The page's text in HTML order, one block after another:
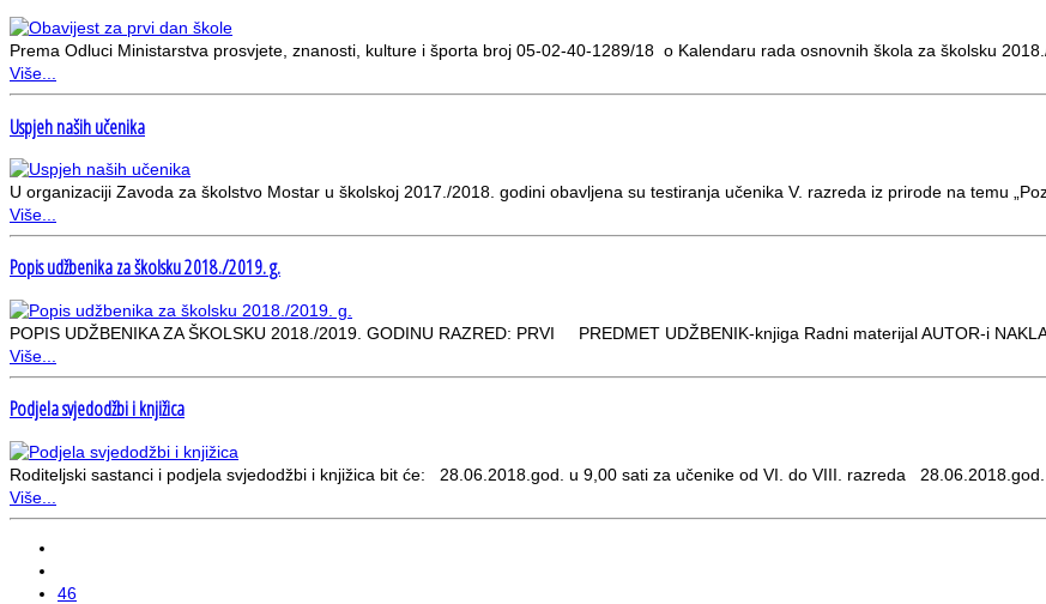
Prema Odluci Ministarstva prosvjete, znanosti, kulture i športa broj 05-02-40-1289/18 o Kalendaru rada osnovnih škola za školsku
Više...
Uspjeh naših učenika
U organizaciji Zavoda za školstvo Mostar u školskoj 2017./2018. godini obavljena su testiranja učenika V. razreda iz prirode na temu
Više...
Popis udžbenika za školsku 2018./2019. g.
POPIS UDŽBENIKA ZA ŠKOLSKU 2018./2019. GODINU RAZRED: PRVI PREDMET UDŽBENIK-knjiga Radni materijal AUTOR-i
Više...
Podjela svjedodžbi i knjižica
Roditeljski sastanci i podjela svjedodžbi i knjižica bit će: 28.06.2018.god. u 9,00 sati za učenike od VI. do VIII. razreda 28.06.2018.god.
Više...
46